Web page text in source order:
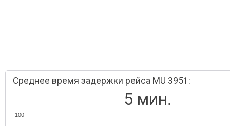
Среднее время задержки рейса MU 3951:
5 мин.
100